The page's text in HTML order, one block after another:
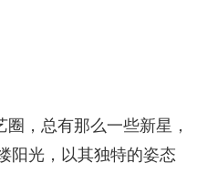
，总有那么一些新星，
阳光，以其独特的姿态